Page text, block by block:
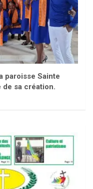
paroisse Sainte
de sa création.